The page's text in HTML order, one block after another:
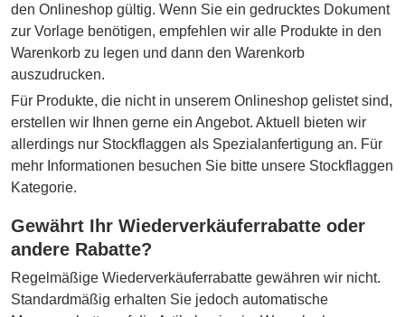
den Onlineshop gültig. Wenn Sie ein gedrucktes Dokument
zur Vorlage benötigen, empfehlen wir alle Produkte in den
Warenkorb zu legen und dann den Warenkorb
auszudrucken.
Für Produkte, die nicht in unserem Onlineshop gelistet sind,
erstellen wir Ihnen gerne ein Angebot. Aktuell bieten wir
allerdings nur Stockflaggen als Spezialanfertigung an. Für
mehr Informationen besuchen Sie bitte unsere Stockflaggen
Kategorie.
Gewährt Ihr Wiederverkäuferrabatte oder
andere Rabatte?
Regelmäßige Wiederverkäuferrabatte gewähren wir nicht.
Standardmäßig erhalten Sie jedoch automatische